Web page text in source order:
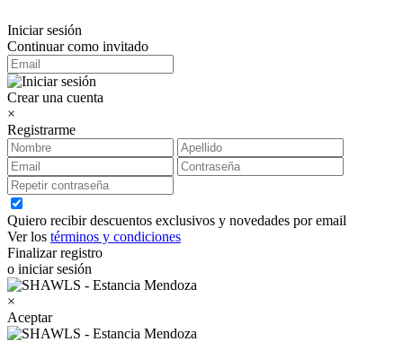
Iniciar sesión
Continuar como invitado
Crear una cuenta
×
Registrarme
Quiero recibir descuentos exclusivos y novedades por email
Ver los términos y condiciones
Finalizar registro
o iniciar sesión
×
Aceptar